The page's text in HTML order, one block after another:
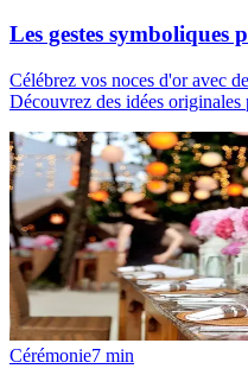
Les gestes symboliques
Célébrez vos noces d'or avec
Découvrez des idées
Cérémonie7 min